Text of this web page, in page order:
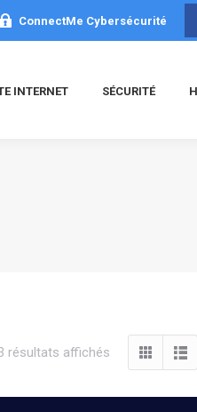
ConnectMe Cybersécurité
INTERNET SÉCURITÉ
résultats affichés
plus